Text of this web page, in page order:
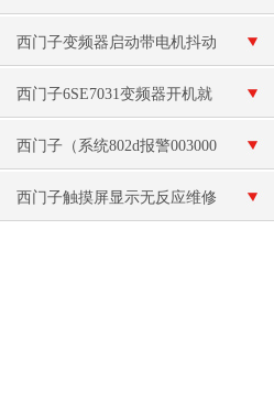
信号故障
西门子变频器启动带电机抖动
西门子6SE7031变频器开机就
报警F027故障维修
西门子（系统802d报警003000
维修）
西门子触摸屏显示无反应维修